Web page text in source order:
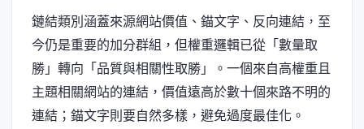
鏈結類別涵蓋來源網站價值、錨文字、反向連結，至
今仍是重要的加分群組，但權重邏輯已從「數量取
勝」轉向「品質與相關性取勝」。一個來自高權重且
主題相關網站的連結，價值遠高於數十個來路不明的
連結；錨文字則要自然多樣，避免過度最佳化。